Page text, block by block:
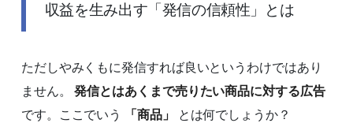
収益を生み出す「発信の信頼性」とは
ただしやみくもに発信すれば良いというわけではあり
ません。発信とはあくまで売りたい商品に対する広告
です。ここでいう
「商品」 とは何でしょうか？